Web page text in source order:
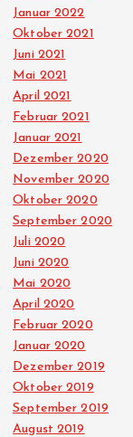
Januar 2022
Oktober 2021
Juni 2021
Mai 2021
April 2021
Februar 2021
Januar 2021
Dezember 2020
November 2020
Oktober 2020
September 2020
Juli 2020
Juni 2020
Mai 2020
April 2020
Februar 2020
Januar 2020
Dezember 2019
Oktober 2019
September 2019
August 2019